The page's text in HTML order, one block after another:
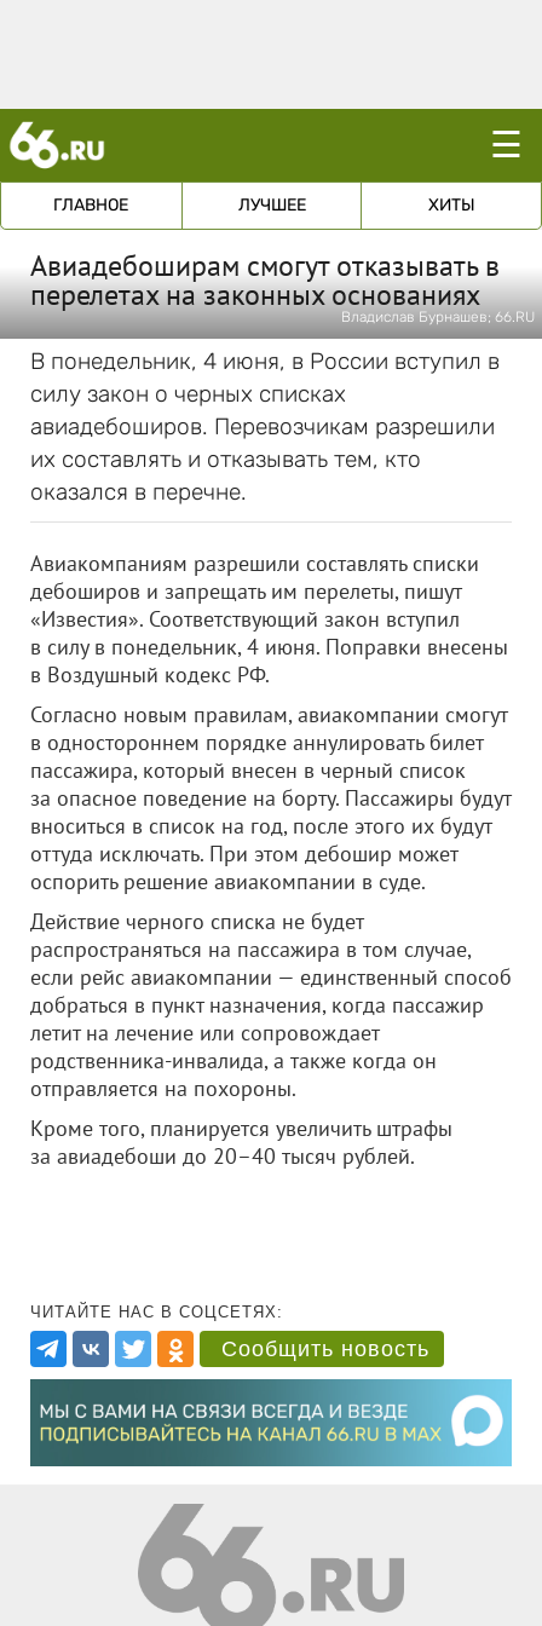
☰
ГЛАВНОЕ ЛУЧШЕЕ ХИТЫ
Авиадебоширам смогут отказывать в
перелетах на законных основаниях
Владислав Бурнашев; 66.RU
В понедельник, 4 июня, в России вступил в
силу закон о черных списках
авиадебоширов. Перевозчикам разрешили
их составлять и отказывать тем, кто
оказался в перечне.
Авиакомпаниям разрешили составлять списки
дебоширов и запрещать им перелеты, пишут
«Известия». Соответствующий закон вступил
в силу в понедельник, 4 июня. Поправки внесены
в Воздушный кодекс РФ.
Согласно новым правилам, авиакомпании смогут
в одностороннем порядке аннулировать билет
пассажира, который внесен в черный список
за опасное поведение на борту. Пассажиры будут
вноситься в список на год, после этого их будут
оттуда исключать. При этом дебошир может
оспорить решение авиакомпании в суде.
Действие черного списка не будет
распространяться на пассажира в том случае,
если рейс авиакомпании — единственный способ
добраться в пункт назначения, когда пассажир
летит на лечение или сопровождает
родственника-инвалида, а также когда он
отправляется на похороны.
Кроме того, планируется увеличить штрафы
за авиадебоши до 20–40 тысяч рублей.
ЧИТАЙТЕ НАС В СОЦСЕТЯХ:
Сообщить новость